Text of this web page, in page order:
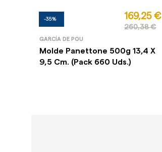
-35% 169,25 €
260,38 €
GARCÍA DE POU
Molde Panettone 500g 13,4 X
9,5 Cm. (Pack 660 Uds.)